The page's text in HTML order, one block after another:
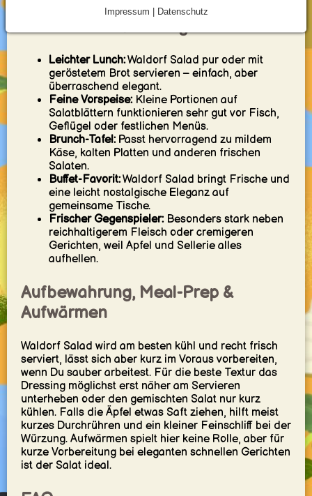
Servierideen / Pairings
Leichter Lunch:Waldorf Salad pur oder mit
geröstetem Brot servieren – einfach, aber
überraschend elegant.
Feine Vorspeise:Kleine Portionen auf
Salatblättern funktionieren sehr gut vor Fisch,
Geflügel oder festlichen Menüs.
Brunch-Tafel:Passt hervorragend zu mildem
Käse, kalten Platten und anderen frischen
Salaten.
Buffet-Favorit:Waldorf Salad bringt Frische und
eine leicht nostalgische Eleganz auf
gemeinsame Tische.
Frischer Gegenspieler:Besonders stark neben
reichhaltigerem Fleisch oder cremigeren
Gerichten, weil Apfel und Sellerie alles
aufhellen.
Aufbewahrung, Meal-Prep &
Aufwärmen
Waldorf Salad wird am besten kühl und recht frisch
serviert, lässt sich aber kurz im Voraus vorbereiten,
wenn Du sauber arbeitest. Für die beste Textur das
Dressing möglichst erst näher am Servieren
unterheben oder den gemischten Salat nur kurz
kühlen. Falls die Äpfel etwas Saft ziehen, hilft meist
kurzes Durchrühren und ein kleiner Feinschliff bei der
Würzung. Aufwärmen spielt hier keine Rolle, aber für
kurze Vorbereitung bei eleganten schnellen Gerichten
ist der Salat ideal.
Impressum | Datenschutz